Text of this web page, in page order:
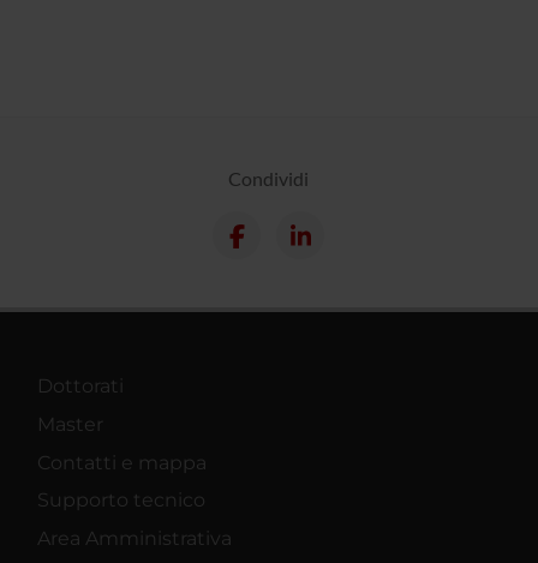
Condividi
Dottorati
Master
Contatti e mappa
Supporto tecnico
Area Amministrativa